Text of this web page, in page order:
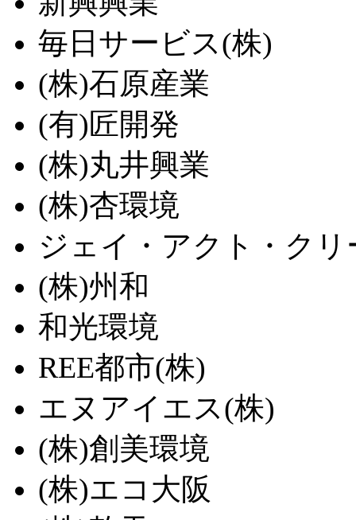
毎日サービス(株)
(株)石原産業
(有)匠開発
(株)丸井興業
(株)杏環境
ジェイ・アクト・クリ
(株)州和
和光環境
REE都市(株)
エヌアイエス(株)
(株)創美環境
(株)エコ大阪